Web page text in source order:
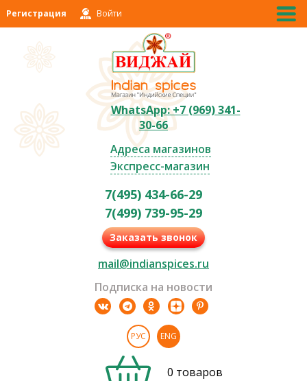
Регистрация Войти
WhatsApp: +7 (969) 341-
30-66
Адреса магазинов
Экспресс-магазин
7(495) 434-66-29
7(499) 739-95-29
Заказать звонок
mail@indianspices.ru
Подписка на новости
РУС ENG
0 товаров